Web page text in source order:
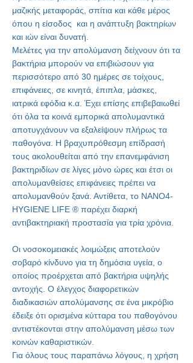
μαζικής μεταφοράς, σπίτια και κάθε μέρος
όπου η είσοδος και η ανάπτυξη βακτηρίων
και ιών είναι δυνατή.
Μελέτες για την απολύμανση δείχνουν ότι τα
βακτήρια μπορούν να επιβιώσουν για
περισσότερο από 30 ημέρες σε τοίχους,
επιφάνειες, σε κινητά, έπιπλα, μάσκες,
ιατρικά εφόδια κ.α. Έχει επίσης επιβεβαιωθεί
ότι όλα τα κοινά εμπορικά απολυμαντικά
αποτυγχάνουν να εξαλείψουν πλήρως τα
παθογόνα. Η βραχυπρόθεσμη επίδρασή
τους ακολουθείται από την επανεμφάνιση
βακτηριδίων σε λίγες μόνο ώρες και έτσι οι
απολυμανθείσες επιφάνειες πρέπει να
απολυμανθούν ξανά. Αντίθετα, το NANO4-
HYGIENE LIFE ® παρέχει διαρκή
αντιβακτηριακή προστασία για τρία χρόνια.
Οι νοσοκομειακές λοιμώξεις αποτελούν
σοβαρό κίνδυνο για τη δημόσια υγεία, ο
οποίος προέρχεται από βακτήρια υψηλής
αντοχής. Ο έλεγχος διαφορετικών
διαδικασιών απολύμανσης σε ένα μικρόβιο
έδειξε ότι ορισμένα κύτταρα του παθογόνου
αντιστέκονται στην απολύμανση μέσω των
κοινών καθαριστικών.
Για όλους τους παραπάνω λόγους, η χρήση